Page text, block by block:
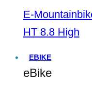
E-
HT 8.8 High
EBIKE
eBike